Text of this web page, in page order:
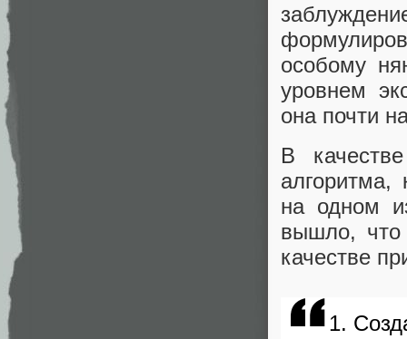
особому
уровнем
она почти
В
на одном
вышло, что
качестве